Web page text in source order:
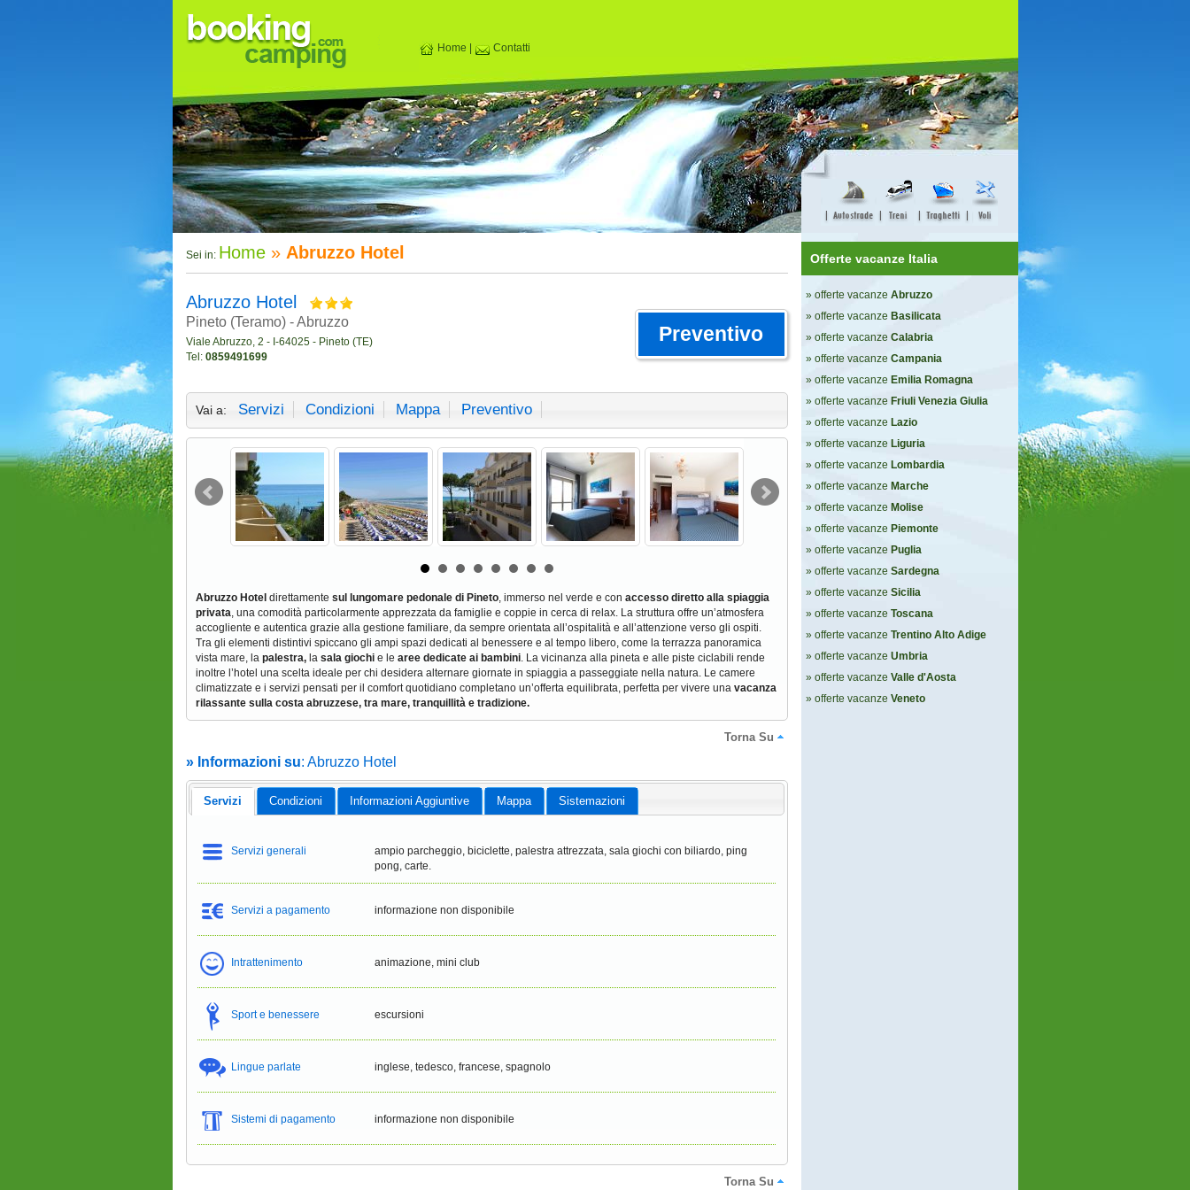
Home Contatti
Sei in: Home» Abruzzo Hotel
Abruzzo Hotel
Pineto (Teramo) - Abruzzo
Viale Abruzzo, 2 - I-64025 - Pineto (TE)
Tel: 0859491699
Preventivo
Vai a: Servizi Condizioni Mappa Preventivo
Abruzzo Hotel direttamente sul lungomare pedonale di Pineto, immerso nel verde e con accesso diretto alla spiaggia
privata, una comodità particolarmente apprezzata da famiglie e coppie in cerca di relax. La struttura offre un’atmosfera
accogliente e autentica grazie alla gestione familiare, da sempre orientata all’ospitalità e all’attenzione verso gli ospiti.
Tra gli elementi distintivi spiccano gli ampi spazi dedicati al benessere e al tempo libero, come la terrazza panoramica
vista mare, la palestra,la sala giochie le aree dedicate ai bambini. La vicinanza alla pineta e alle piste ciclabili rende
inoltre l’hotel una scelta ideale per chi desidera alternare giornate in spiaggia a passeggiate nella natura. Le camere
climatizzate e i servizi pensati per il comfort quotidiano completano un’offerta equilibrata, perfetta per vivere una vacanza
rilassante sulla costa abruzzese, tra mare, tranquillità e tradizione.
Torna Su
» Informazioni su: Abruzzo Hotel
Servizi Condizioni Informazioni Aggiuntive Mappa Sistemazioni
Servizi generali
ampio parcheggio, biciclette, palestra attrezzata, sala giochi con biliardo, ping
pong, carte.
Servizi a pagamento informazione non disponibile
Intrattenimento animazione, mini club
Sport e benessere escursioni
Lingue parlate inglese, tedesco, francese, spagnolo
Sistemi di pagamento informazione non disponibile
Torna Su
Offerte vacanze Italia
» offerte vacanze Abruzzo
» offerte vacanze Basilicata
» offerte vacanze Calabria
» offerte vacanze Campania
» offerte vacanze Emilia Romagna
» offerte vacanze Friuli Venezia Giulia
» offerte vacanze Lazio
» offerte vacanze Liguria
» offerte vacanze Lombardia
» offerte vacanze Marche
» offerte vacanze Molise
» offerte vacanze Piemonte
» offerte vacanze Puglia
» offerte vacanze Sardegna
» offerte vacanze Sicilia
» offerte vacanze Toscana
» offerte vacanze Trentino Alto Adige
» offerte vacanze Umbria
» offerte vacanze Valle d'Aosta
» offerte vacanze Veneto